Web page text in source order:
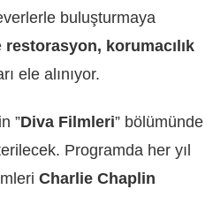
buluşturmaya
restorasyon, korumacılık
ele alınıyor.
”Diva Filmleri” bölümünde
Programda her yıl
Charlie Chaplin